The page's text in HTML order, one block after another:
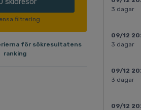
filtrering
för sökresultatens
ranking
3 dagar
09/12
3 dagar
09/12
3 dagar
09/12